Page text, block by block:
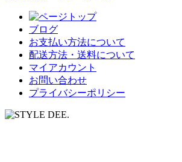
ブログ
お支払い方法について
配送方法・送料について
マイアカウント
お問い合わせ
プライバシーポリシー